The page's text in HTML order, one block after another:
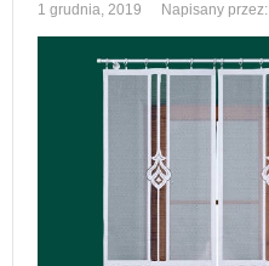
1 grudnia, 2019 Napisany przez: